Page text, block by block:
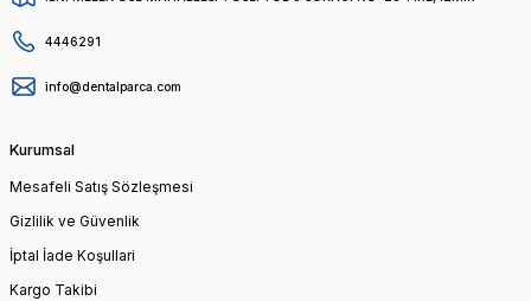
4446291
info@dentalparca.com
Kurumsal
Mesafeli Satış Sözleşmesi
Gizlilik ve Güvenlik
İptal İade Koşullari
Kargo Takibi